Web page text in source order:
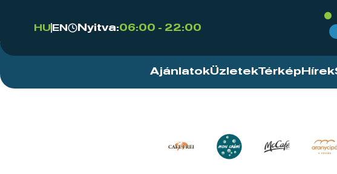
HU EN Nyitva:06:00 - 22:00
AjánlatokÜzletekTérkép Hírek